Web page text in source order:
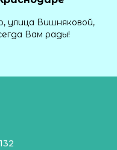
улица Вишняковой,
Вам рады!